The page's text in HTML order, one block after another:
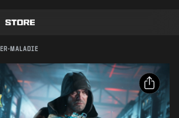
MALADIE
:
CONFIRMER L'ACHAT
ANNULERPARTAGER